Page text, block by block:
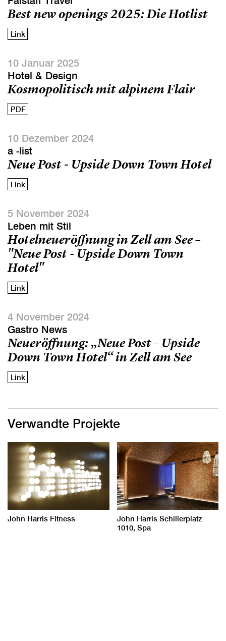
Best new openings 2025: Die Hotlist
Link
10 Januar 2025
Hotel & Design
Kosmopolitisch mit alpinem Flair
PDF
10 Dezember 2024
a -list
Neue Post - Upside Down Town Hotel
Link
5 November 2024
Leben mit Stil
Hotelneueröffnung in Zell am See –
"Neue Post - Upside Down Town
Hotel"
Link
4 November 2024
Gastro News
Neueröffnung: „Neue Post – Upside
Down Town Hotel“ in Zell am See
Link
Verwandte Projekte
John Harris Fitness
John Harris Schillerplatz
1010, Spa